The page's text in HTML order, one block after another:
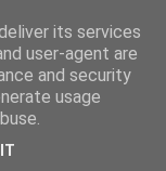
its services
user-agent are
and security
usage